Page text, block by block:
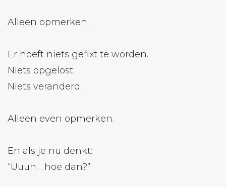
Alleen opmerken.
Er hoeft niets gefixt te worden.
Niets opgelost.
Niets veranderd.
Alleen even opmerken.
En als je nu denkt:
“Uuuh… hoe dan?”